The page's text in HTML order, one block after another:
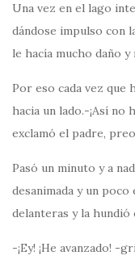
Una vez en el lago
dándose impulso con
le hacía mucho daño
Por eso cada vez que
hacia un lado.-¡Así no
exclamó el padre,
Pasó un minuto y a
desanimada y un poco
delanteras y la hundió
-¡Ey! ¡He avanzado! -